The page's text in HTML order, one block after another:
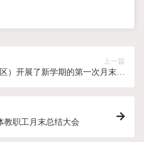
上一篇
）开展了新学期的第一次月末教
教职工月末总结大会